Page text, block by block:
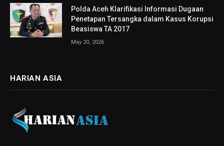
Polda Aceh Klarifikasi Informasi Dugaan
Penetapan Tersangka dalam Kasus Korupsi
Beasiswa TA 2017
May 20, 2026
HARIAN ASIA